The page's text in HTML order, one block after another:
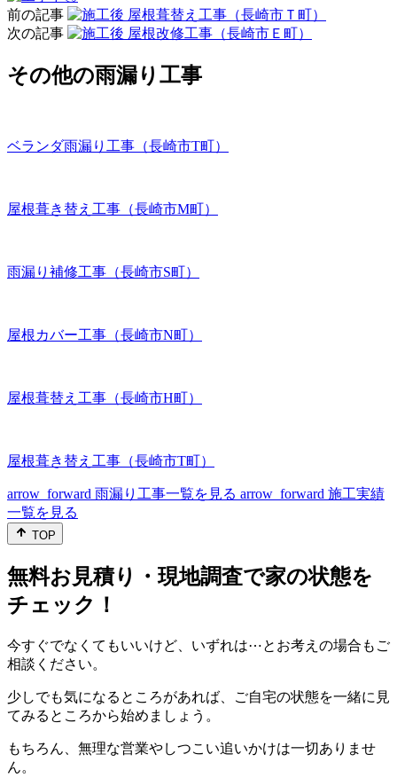
前の記事
屋根葺替え工事（長崎市Ｔ町）
次の記事
屋根改修工事（長崎市Ｅ町）
その他の雨漏り工事
ベランダ雨漏り工事（長崎市T町）
屋根葺き替え工事（長崎市M町）
雨漏り補修工事（長崎市S町）
屋根カバー工事（長崎市N町）
屋根葺替え工事（長崎市H町）
屋根葺き替え工事（長崎市T町）
arrow_forward 雨漏り工事一覧を見る arrow_forward 施工実績
一覧を見る
TOP
無料お見積り・現地調査で家の状態を
チェック！
今すぐでなくてもいいけど、いずれは⋯とお考えの場合もご
相談ください。
少しでも気になるところがあれば、ご自宅の状態を一緒に見
てみるところから始めましょう。
もちろん、無理な営業やしつこい追いかけは一切ありませ
ん。